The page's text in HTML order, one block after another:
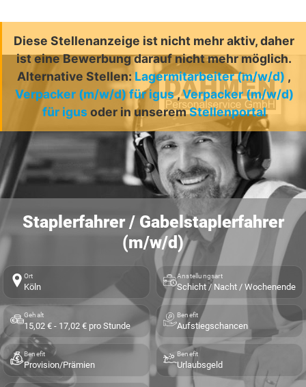
Diese Stellenanzeige ist nicht mehr aktiv, daher
ist eine Bewerbung darauf nicht mehr möglich.
Alternative Stellen: Lagermitarbeiter (m/w/d) ,
Verpacker (m/w/d) für igus,Verpacker (m/w/d)
für igus oder in unseremStellenportal
Staplerfahrer / Gabelstaplerfahrer
(m/w/d)
Ort
Köln
Anstellungsart
Schicht / Nacht / Wochenende
Gehalt
15,02 € - 17,02 € pro Stunde
Benefit
Aufstiegschancen
Benefit
Provision/Prämien
Benefit
Urlaubsgeld